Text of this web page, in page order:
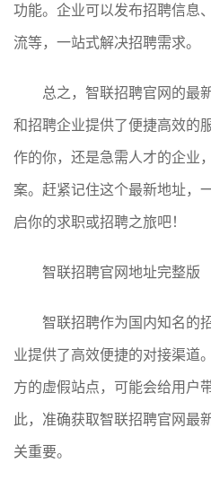
功能。企业可以发布招聘信息
流等，一站式解决招聘需求。
总之，智联招聘官网的最
和招聘企业提供了便捷高效的
作的你，还是急需人才的企业
案。赶紧记住这个最新地址，
启你的求职或招聘之旅吧！
智联招聘官网地址完整版
智联招聘作为国内知名的
业提供了高效便捷的对接渠道
方的虚假站点，可能会给用户
此，准确获取智联招聘官网最
关重要。